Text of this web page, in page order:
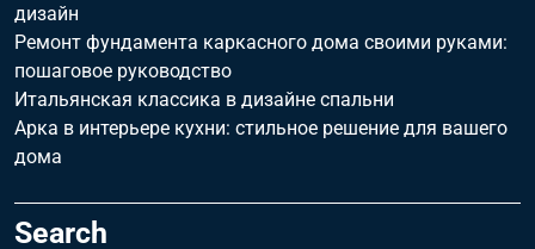
дизайн
Ремонт фундамента каркасного дома своими руками:
пошаговое руководство
Итальянская классика в дизайне спальни
Арка в интерьере кухни: стильное решение для вашего
дома
Search